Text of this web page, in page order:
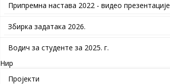
Припремна настава 2022 - видео презентације
Збирка задатака 2026.
Водич за студенте за 2025. г.
Нир
Пројекти